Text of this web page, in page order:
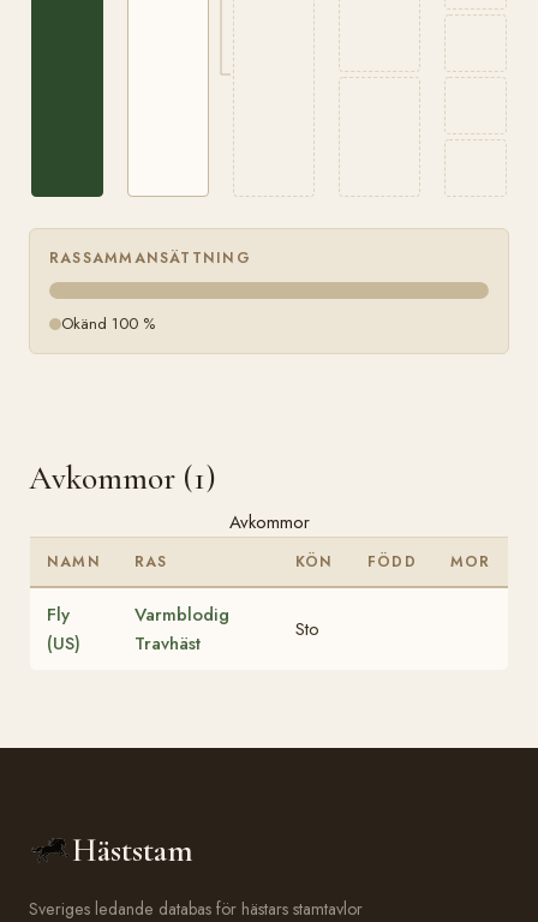
RASSAMMANSÄTTNING
Okänd 100 %
Avkommor (1)
Avkommor
NAMN RAS KÖN FÖDD MOR
Fly
(US)
Varmblodig
Travhäst
Sto
Häststam
Sveriges ledande databas för hästars stamtavlor